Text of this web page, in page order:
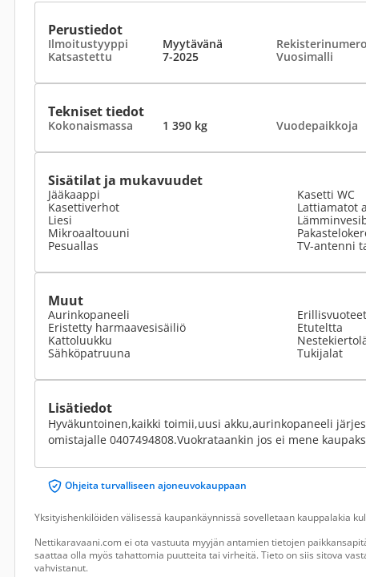
Perustiedot
Ilmoitustyyppi Myytävänä Rekisterinumero
Katsastettu
7-2025 Vuosimalli
Tekniset tiedot
Kokonaismassa 1 390 kg Vuodepaikkoja
Sisätilat ja mukavuudet
Jääkaappi
Kasettiverhot
Liesi
Mikroaaltouuni
Pesuallas
Kasetti WC
Lattiamatot
TV-antenni
Muut
Aurinkopaneeli
Eristetty harmaavesisäiliö
Kattoluukku
Sähköpatruuna
Erillisvuoteet
Etuteltta
Tukijalat
Lisätiedot
Hyväkuntoinen,kaikki toimii,uusi akku,aurinkopaneeli
omistajalle 0407494808.Vuokrataankin jos ei mene
Ohjeita turvalliseen ajoneuvokauppaan
Yksityishenkilöiden välisessä kaupankäynnissä sovelletaan kauppalakia
Nettikaravaani.com ei ota vastuuta myyjän antamien tietojen
saattaa olla myös tahattomia puutteita tai virheitä. Tieto on siis sitova
vahvistanut.